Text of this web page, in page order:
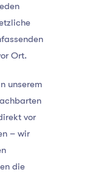
Ort.
unserem
vor
– wir
die